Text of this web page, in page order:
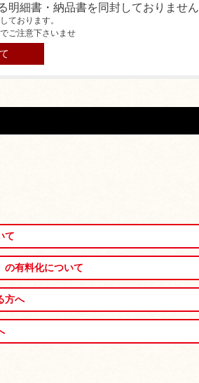
明細書・納品書を同封しておりません
ております。
ご注意下さいませ
て
の有料化について
方へ